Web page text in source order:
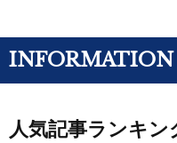
INFORMATION
人気記事ランキン